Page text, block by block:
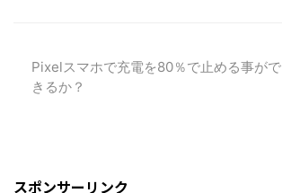
Pixelスマホで充電を80％で止める事がで
きるか？
スポンサーリンク